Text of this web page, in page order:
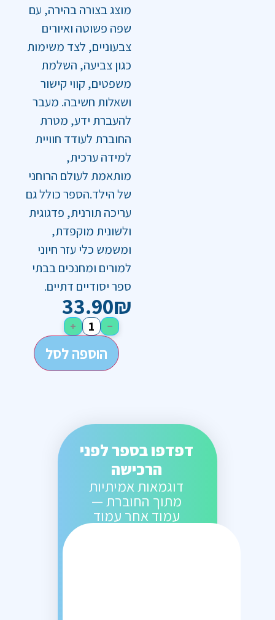
מוצג בצורה בהירה, עם
שפה פשוטה ואיורים
צבעוניים, לצד משימות
כגון צביעה, השלמת
משפטים, קווי קישור
ושאלות חשיבה. מעבר
להעברת ידע, מטרת
החוברת לעודד חוויית
למידה ערכית,
מותאמת לעולם הרוחני
של הילד.הספר כולל גם
עריכה תורנית, פדגוגית
ולשונית מוקפדת,
ומשמש כלי עזר חיוני
למורים ומחנכים בבתי
ספר יסודיים דתיים.
33.90₪
−
+
הוספה לסל
דפדפו בספר לפני
הרכישה
דוגמאות אמיתיות
מתוך החוברת —
עמוד אחר עמוד